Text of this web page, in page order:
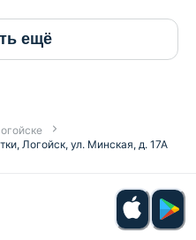
ещё
Логойск, ул. Минская, д. 17А